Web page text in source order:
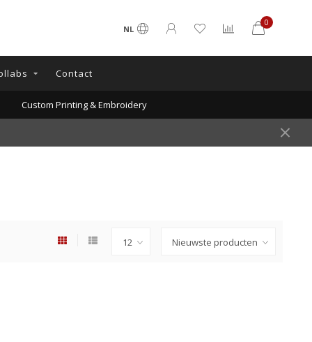
NL
0
Contact
Custom Printing & Embroidery